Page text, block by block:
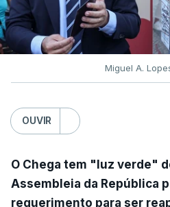
Miguel A.
OUVIR
O Chega tem "luz verde"
Assembleia da República
requerimento para ser